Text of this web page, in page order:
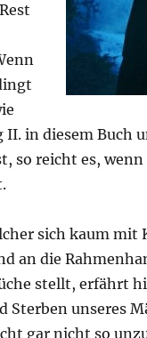
II. in diesem Buch
so reicht es,
sich kaum mit
an die
stellt, erfährt
Sterben unseres
gar nicht so